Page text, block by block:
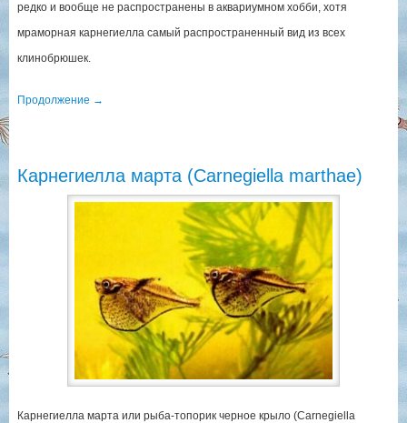
редко и вообще не распространены в аквариумном хобби, хотя
мраморная карнегиелла самый распространенный вид из всех
клинобрюшек.
Продолжение →
Карнегиелла марта (Carnegiella marthae)
Карнегиелла марта или рыба-топорик черное крыло (Carnegiella